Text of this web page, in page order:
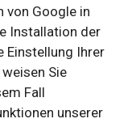
von Google in
Installation der
Einstellung Ihrer
Sie
Fall
unserer